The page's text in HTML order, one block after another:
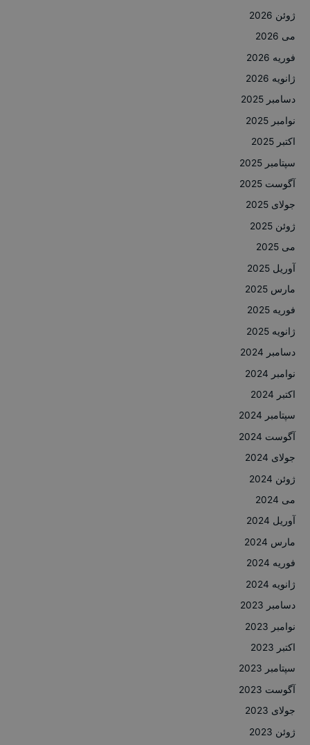
ژوئن 2026
می 2026
فوریه 2026
ژانویه 2026
دسامبر 2025
نوامبر 2025
اکتبر 2025
سپتامبر 2025
آگوست 2025
جولای 2025
ژوئن 2025
می 2025
آوریل 2025
مارس 2025
فوریه 2025
ژانویه 2025
دسامبر 2024
نوامبر 2024
اکتبر 2024
سپتامبر 2024
آگوست 2024
جولای 2024
ژوئن 2024
می 2024
آوریل 2024
مارس 2024
فوریه 2024
ژانویه 2024
دسامبر 2023
نوامبر 2023
اکتبر 2023
سپتامبر 2023
آگوست 2023
جولای 2023
ژوئن 2023